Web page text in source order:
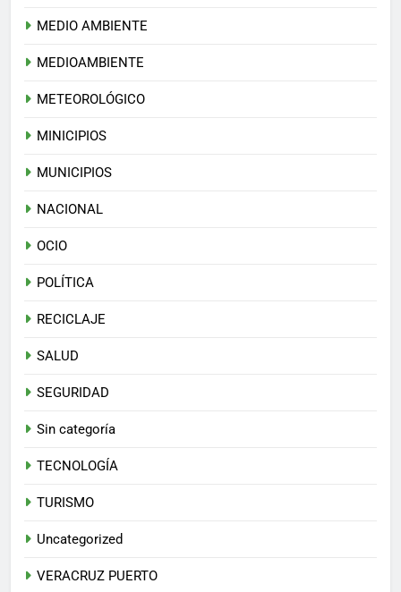
MEDIO AMBIENTE
MEDIOAMBIENTE
METEOROLÓGICO
MINICIPIOS
MUNICIPIOS
NACIONAL
OCIO
POLÍTICA
RECICLAJE
SALUD
SEGURIDAD
Sin categoría
TECNOLOGÍA
TURISMO
Uncategorized
VERACRUZ PUERTO